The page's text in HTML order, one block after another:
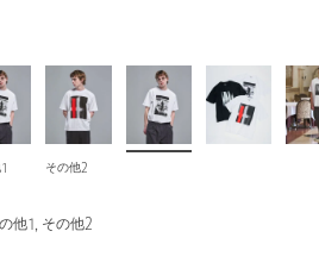
その他2
他1, その他2